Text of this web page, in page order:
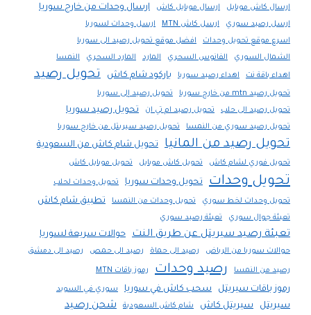
ارسال كاش موبايل
ارسال موبايل كاش ارسال وحدات من خارج سوريا
ارسل رصيد سوري ارسل كاش MTN
ارسل وحدات لسوريا
اسرع موقع تحويل وحدات
افضل موقع تحويل رصيد الى سوريا
الشمال السوري
الفانوس السحري المارد المارد السحري النمسا
اهداء باقة نت اهداء رصيد سوريا باركود شام كاش تحويل رصيد
تحويل رصيد mtn من خارج سوريا
تحويل رصيد إلى سوريا
تحويل رصيد الى حلب
تحويل رصيد ام تي ان تحويل رصيد سوريا
تحويل رصيد سوري من النمسا تحويل رصيد سيريتل من خارج سوريا
تحويل رصيد من المانيا تحويل شام كاش من السعودية
تحويل فوري لشام كاش تحويل كاش موبايل تحويل موبايل كاش
تحويل وحدات تحويل وحدات سوريا تحويل وحدات لحلب
تحويل وحدات لخط سوري تحويل وحدات من النمسا تطبيق شام كاش
تعبئة جوال سوري تعبئة رصيد سوري
تعبئة رصيد سيريتل عن طريق النت حوالات سريعة لسوريا
حوالات سوريا من الرياض رصيد الى حماة رصيد الى حمص رصيد الى دمشق
رصيد من النمسا رصيد وحدات رموز باقات MTN
رموز باقات سيريتل سحب كاش في سوريا سوري في السويد
سيريتل سيريتل كاش شام كاش السعودية شحن رصيد